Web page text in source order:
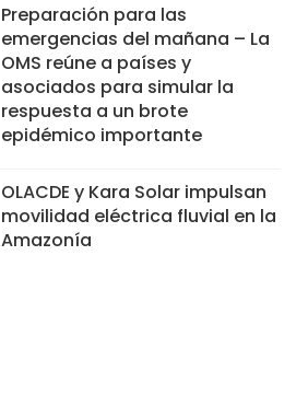
Preparación para las
emergencias del mañana – La
OMS reúne a países y
asociados para simular la
respuesta a un brote
epidémico importante
OLACDE y Kara Solar impulsan
movilidad eléctrica fluvial en la
Amazonía